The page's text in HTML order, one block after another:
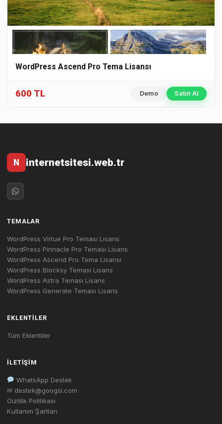
WordPress Ascend Pro Tema Lisansı
600 TL Demo Satın Al
N internetsitesi.web.tr
TEMALAR
WordPress Virtue Pro Teması Lisans
WordPress Pinnacle Pro Teması Lisans
WordPress Ascend Pro Tema Lisansı
WordPress Blocksy Teması Lisans
WordPress Astra Teması Lisans
WordPress Generate Teması Lisans
EKLENTILER
Tüm Eklentiler
İLETIŞIM
WhatsApp Destek
✉ destek@googsi.com
Gizlilik Politikası
Kullanım Şartları